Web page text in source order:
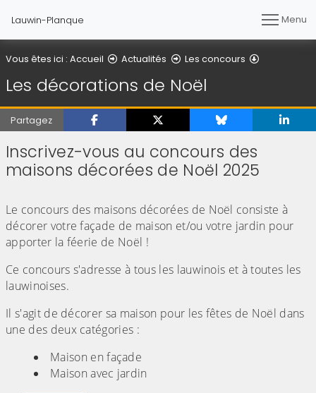
Lauwin-Planque Menu
Vous êtes ici : Accueil Actualités Les concours
Les décorations de Noël
Partagez
Inscrivez-vous au concours des
maisons décorées de Noël 2025
Le concours des maisons décorées de Noël consiste à
décorer votre façade de maison et/ou votre jardin pour
apporter la féerie de Noël !
Ce concours s'adresse à tous les lauwinois et à toutes les
lauwinoises.
Il s'agit de décorer sa maison pour les fêtes de Noël dans
une des deux catégories :
Maison en façade
Maison avec jardin